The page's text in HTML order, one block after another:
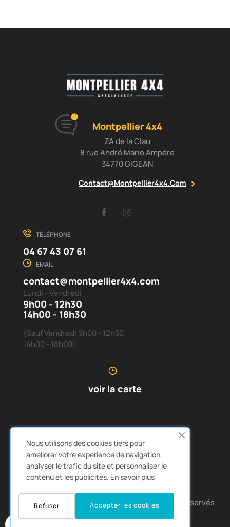
Montpellier 4x4
ZA de la Clau
8 rue André Marie Ampère
34770 GIGEAN
Contact@montpellier4x4.com
Facebook
TÉLÉPHONE
04 67 43 07 61
EMAIL
contact@montpellier4x4.com
Lundi - Vendredi
9h00 - 12h30
14h00 - 18h30
(Sauf Vendredi 9h00 - 12h30
14h00 - 18h00)
voir la carte

LIENS RAPIDES  CATALOGUES
Copyright © 2025 Montpellier4x4. Tous droits réservés
Nous utilisons des cookies tiers pour
améliorer votre expérience de navigation,
analyser le trafic du site et personnaliser le
contenu et les publicités. En savoir plus
Accepter les cookies
Refuser